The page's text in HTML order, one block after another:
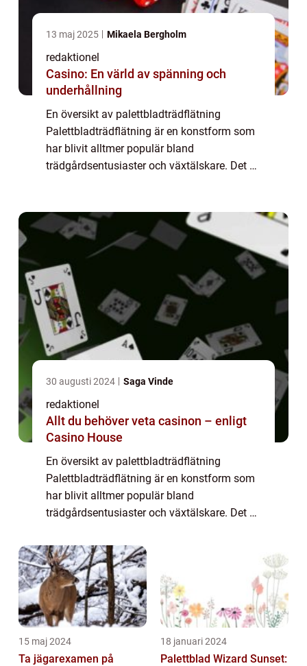
13 maj 2025 Mikaela Bergholm
redaktionel
Casino: En värld av spänning och
underhållning
En översikt av palettbladträdflätning
Palettbladträdflätning är en konstform som
har blivit alltmer populär bland
trädgårdsentusiaster och växtälskare. Det är
strukt...
30 augusti 2024 Saga Vinde
redaktionel
Allt du behöver veta casinon – enligt
Casino House
En översikt av palettbladträdflätning
Palettbladträdflätning är en konstform som
har blivit alltmer populär bland
trädgårdsentusiaster och växtälskare. Det är
används för att skapa levande, flätade
strukt...
15 maj 2024
Ta jägarexamen på
18 januari 2024
Palettblad Wizard Sunset: